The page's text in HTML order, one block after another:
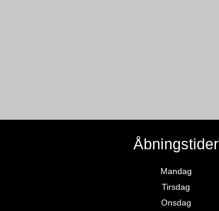
Åbningstider
Mandag
Tirsdag
Onsdag